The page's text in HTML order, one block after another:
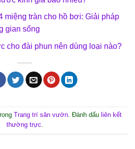
miệng tràn cho hồ bơi: Giải pháp
gian sống
cho đài phun nên dùng loại nào?
Trang trí sân vườn. Đánh dấu liên kết
thường trực.